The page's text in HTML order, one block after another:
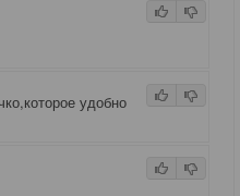
удобно